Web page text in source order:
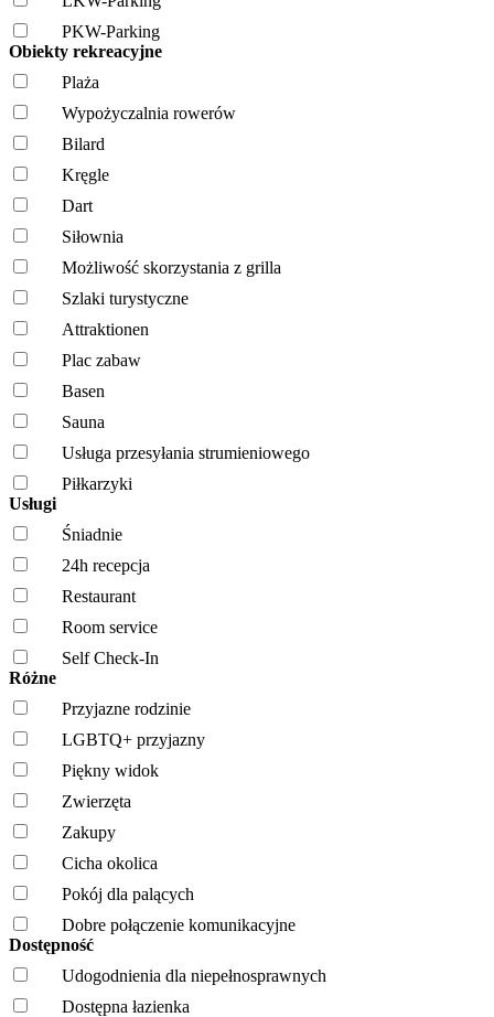
PKW-Parking
Obiekty rekreacyjne
Plaża
Wypożyczalnia rowerów
Bilard
Kręgle
Dart
Siłownia
Możliwość skorzystania z grilla
Szlaki turystyczne
Attraktionen
Plac zabaw
Basen
Sauna
Usługa przesyłania strumieniowego
Piłkarzyki
Usługi
Śniadnie
24h recepcja
Restaurant
Room service
Self Check-In
Różne
Przyjazne rodzinie
LGBTQ+ przyjazny
Piękny widok
Zwierzęta
Zakupy
Cicha okolica
Pokój dla palących
Dobre połączenie komunikacyjne
Dostępność
Udogodnienia dla niepełnosprawnych
Dostępna łazienka